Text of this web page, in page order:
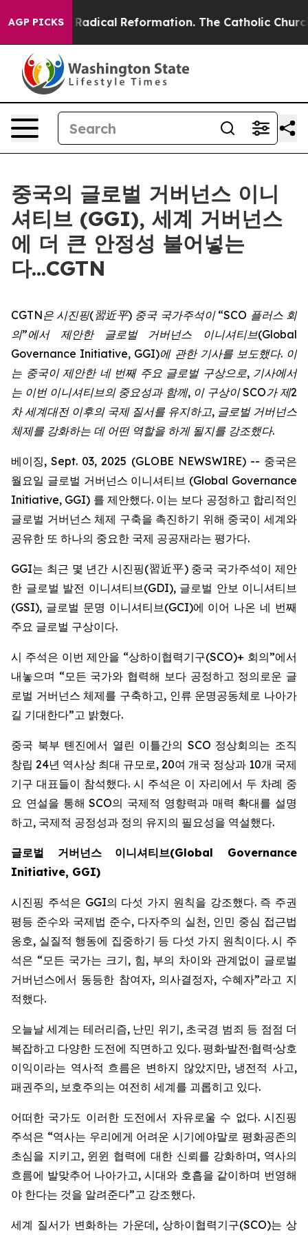
AGP PICKS
Farms? Radical Reformation. The Catholic Church’s
중국의 글로벌 거버넌스 이니
셔티브 (GGI), 세계 거버넌스
에 더 큰 안정성 불어넣는
다...CGTN
CGTN은 시진핑(習近平) 중국 국가주석이“SCO 플러스 회
의”에서 제안한 글로벌 거버넌스 이니셔티브(Global
Governance Initiative, GGI)에 관한 기사를 보도했다. 이
는 중국이 제안한 네 번째 주요 글로벌 구상으로, 기사에서
는 이번 이니셔티브의 중요성과 함께, 이 구상이SCO가 제2
차 세계대전 이후의 국제 질서를 유지하고, 글로벌 거버넌스
체제를 강화하는 데 어떤 역할을 하게 될지를 강조했다.
베이징, Sept. 03, 2025 (GLOBE NEWSWIRE) -- 중국은
월요일 글로벌 거버넌스 이니셔티브 (Global Governance
Initiative, GGI) 를 제안했다. 이는 보다 공정하고 합리적인
글로벌 거버넌스 체제 구축을 촉진하기 위해 중국이 세계와
공유한 또 하나의 중요한 국제 공공재라는 평가다.
GGI는 최근 몇 년간 시진핑(習近平) 중국 국가주석이 제안
한 글로벌 발전 이니셔티브(GDI), 글로벌 안보 이니셔티브
(GSI), 글로벌 문명 이니셔티브(GCI)에 이어 나온 네 번째
주요 글로벌 구상이다.
시 주석은 이번 제안을 “상하이협력기구(SCO)+ 회의”에서
내놓으며 “모든 국가와 협력해 보다 공정하고 정의로운 글
로벌 거버넌스 체제를 구축하고, 인류 운명공동체로 나아가
길 기대한다”고 밝혔다.
중국 북부 톈진에서 열린 이틀간의 SCO 정상회의는 조직
창립 24년 역사상 최대 규모로, 20여 개국 정상과 10개 국제
기구 대표들이 참석했다. 시 주석은 이 자리에서 두 차례 중
요 연설을 통해 SCO의 국제적 영향력과 매력 확대를 설명
하고, 국제적 공정성과 정의 유지의 필요성을 역설했다.
글로벌 거버넌스 이니셔티브(Global Governance
Initiative, GGI)
시진핑 주석은 GGI의 다섯 가지 원칙을 강조했다. 즉 주권
평등 준수와 국제법 준수, 다자주의 실천, 인민 중심 접근법
옹호, 실질적 행동에 집중하기 등 다섯 가지 원칙이다. 시 주
석은 “모든 국가는 크기, 힘, 부의 차이와 관계없이 글로벌
거버넌스에서 동등한 참여자, 의사결정자, 수혜자”라고 지
적했다.
오늘날 세계는 테러리즘, 난민 위기, 초국경 범죄 등 점점 더
복잡하고 다양한 도전에 직면하고 있다. 평화·발전·협력·상호
이익이라는 역사적 흐름은 변하지 않았지만, 냉전적 사고,
패권주의, 보호주의는 여전히 세계를 괴롭히고 있다.
어떠한 국가도 이러한 도전에서 자유로울 수 없다. 시진핑
주석은 “역사는 우리에게 어려운 시기에야말로 평화공존의
초심을 지키고, 윈윈 협력에 대한 신뢰를 강화하며, 역사의
흐름에 발맞추어 나아가고, 시대와 호흡을 같이하며 번영해
야 한다는 것을 알려준다”고 강조했다.
세계 질서가 변화하는 가운데, 상하이협력기구(SCO)는 상